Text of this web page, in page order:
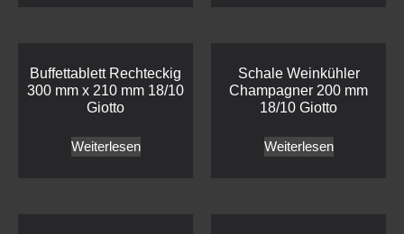
Buffettablett Rechteckig
300 mm x 210 mm 18/10
Giotto
Weiterlesen
Schale Weinkühler
Champagner 200 mm
18/10 Giotto
Weiterlesen